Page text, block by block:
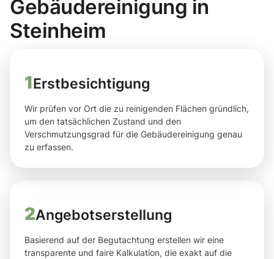
Gebäudereinigung in
Steinheim
1Erstbesichtigung
Wir prüfen vor Ort die zu reinigenden Flächen gründlich,
um den tatsächlichen Zustand und den
Verschmutzungsgrad für die Gebäudereinigung genau
zu erfassen.
2Angebotserstellung
Basierend auf der Begutachtung erstellen wir eine
transparente und faire Kalkulation, die exakt auf die